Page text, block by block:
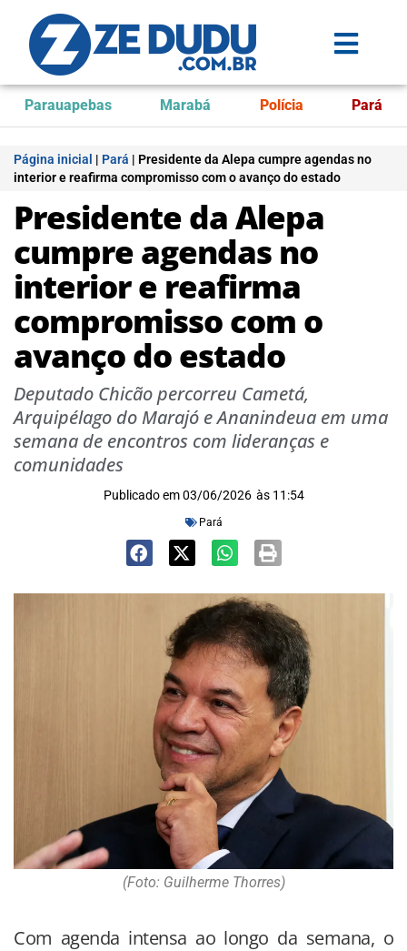
Parauapebas Marabá Polícia Pará
Página inicial | Pará | Presidente da Alepa cumpre agendas no
interior e reafirma compromisso com o avanço do estado
Presidente da Alepa
cumpre agendas no
interior e reafirma
compromisso com o
avanço do estado
Deputado Chicão percorreu Cametá,
Arquipélago do Marajó e Ananindeua em uma
semana de encontros com lideranças e
comunidades
Publicado em 03/06/2026 às 11:54
Pará
(Foto: Guilherme Thorres)
Com agenda intensa ao longo da semana, o